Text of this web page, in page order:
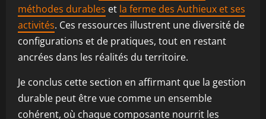
méthodes durables et la ferme des Authieux et ses
activités. Ces ressources illustrent une diversité de
configurations et de pratiques, tout en restant
ancrées dans les réalités du territoire.
Je conclus cette section en affirmant que la gestion
durable peut être vue comme un ensemble
cohérent, où chaque composante nourrit les